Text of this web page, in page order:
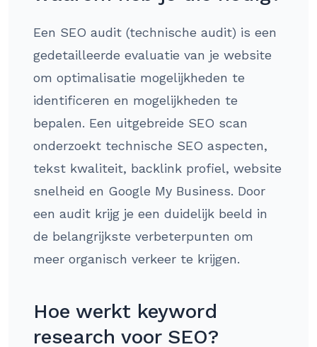
Een SEO audit (technische audit) is een
gedetailleerde evaluatie van je website
om optimalisatie mogelijkheden te
identificeren en mogelijkheden te
bepalen. Een uitgebreide SEO scan
onderzoekt technische SEO aspecten,
tekst kwaliteit, backlink profiel, website
snelheid en Google My Business. Door
een audit krijg je een duidelijk beeld in
de belangrijkste verbeterpunten om
meer organisch verkeer te krijgen.
Hoe werkt keyword
research voor SEO?